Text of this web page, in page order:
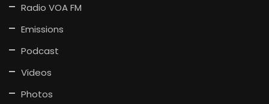
Radio VOA FM
Emissions
Podcast
Videos
Photos